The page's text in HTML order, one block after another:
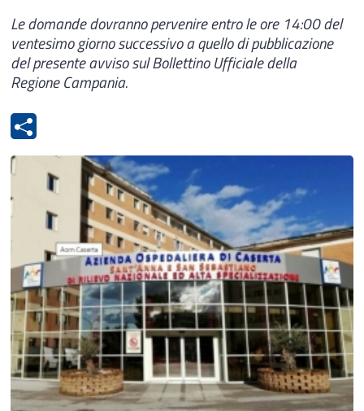
Le domande dovranno pervenire entro le ore 14:00 del
ventesimo giorno successivo a quello di pubblicazione
del presente avviso sul Bollettino Ufficiale della
Regione Campania.